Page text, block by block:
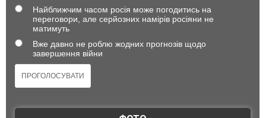
Найближчим часом росія може погодитись на
переговори, але серйозних намірів росіяни не
матимуть
Вже давно не роблю жодних прогнозів щодо
завершення війни